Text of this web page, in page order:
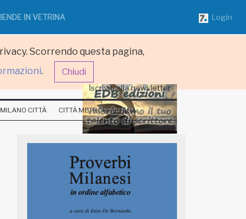
Scorrendo questa pagina,
. Chiudi
IN VETRINA Login
Iscriviti alla newsletter
MILANO CITTÀ CITTÀ METROPOLITANA